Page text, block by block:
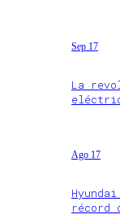
Sep 17
La
Ago 17
récord